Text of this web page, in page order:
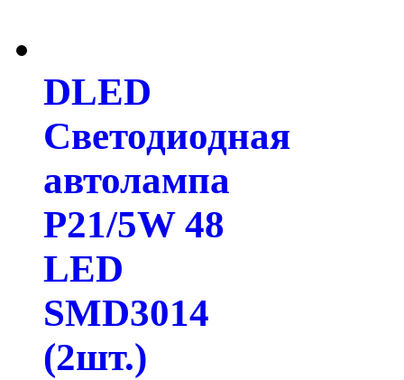
DLED
Светодиодная
автолампа
P21/5W 48
LED
SMD3014
(2шт.)